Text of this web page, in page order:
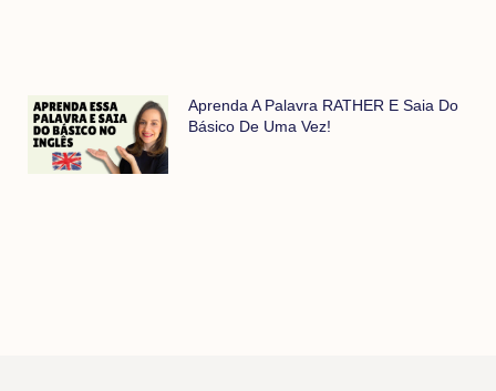
Aprenda A Palavra RATHER E Saia Do
Básico De Uma Vez!